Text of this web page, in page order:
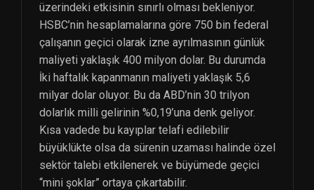
üzerindeki etkisinin sınırlı olması bekleniyor.
HSBC’nin hesaplamalarına göre 750 bin federal
çalışanın geçici olarak izne ayrılmasının günlük
maliyeti yaklaşık 400 milyon dolar. Bu durumda
İki haftalık kapanmanın maliyeti yaklaşık 5,6
milyar dolar oluyor. Bu da ABD’nin 30 trilyon
dolarlık milli gelirinin %0,19’una denk geliyor.
Kısa vadede bu kayıplar telafi edilebilir
büyüklükte olsa da sürenin uzaması halinde özel
sektör talebi etkilenerek ve büyümede geçici
“mini şoklar” ortaya çıkartabilir.